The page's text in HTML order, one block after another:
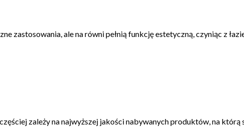
zastosowania, ale na równi pełnią funkcję estetyczną, czyniąc z
zależy na najwyższej jakości nabywanych produktów, na którą